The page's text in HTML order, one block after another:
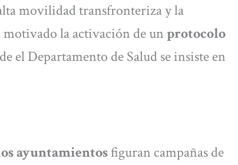
movilidad transfronteriza y la
motivado la activación de un protocolo
el Departamento de Salud se insiste en
ayuntamientosfiguran campañas de